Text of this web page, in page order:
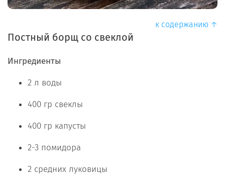
к содержанию ↑
Постный борщ со свеклой
Ингредиенты
2 л воды
400 гр свеклы
400 гр капусты
2-3 помидора
2 средних луковицы